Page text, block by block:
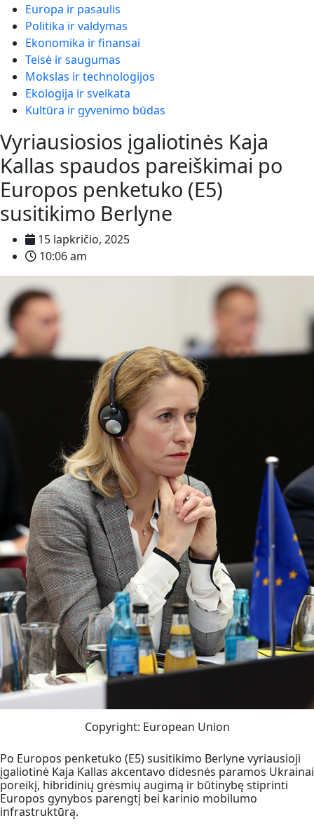
Europa ir pasaulis
Politika ir valdymas
Ekonomika ir finansai
Teisė ir saugumas
Mokslas ir technologijos
Ekologija ir sveikata
Kultūra ir gyvenimo būdas
Vyriausiosios įgaliotinės Kaja
Kallas spaudos pareiškimai po
Europos penketuko (E5)
susitikimo Berlyne
15 lapkričio, 2025
10:06 am
Copyright: European Union
Po Europos penketuko (E5) susitikimo Berlyne vyriausioji
įgaliotinė Kaja Kallas akcentavo didesnės paramos Ukrainai
poreikį, hibridinių grėsmių augimą ir būtinybę stiprinti
Europos gynybos parengtį bei karinio mobilumo
infrastruktūrą.